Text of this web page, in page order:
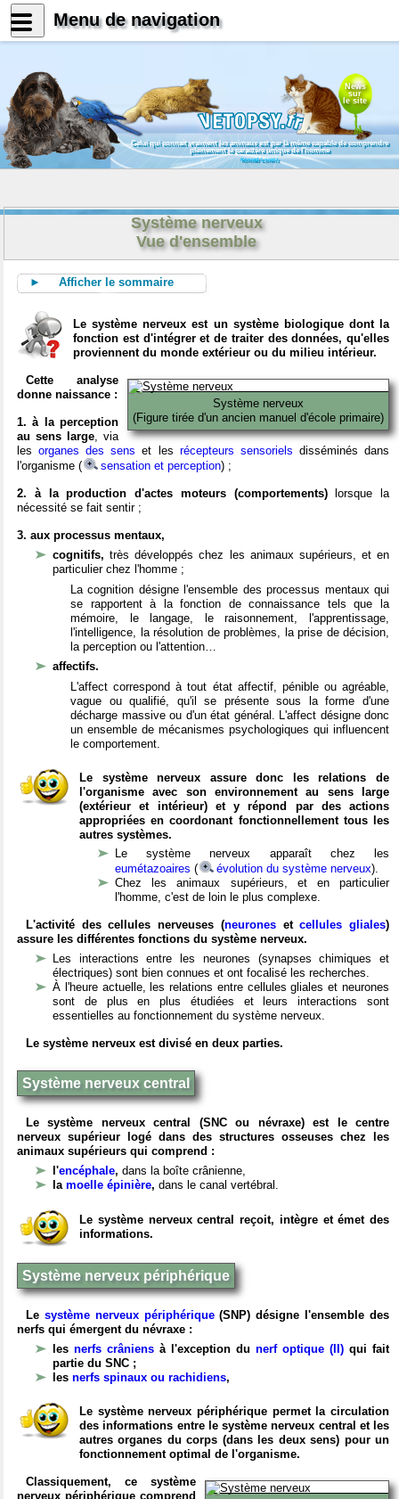
News
sur
le site
Celui qui connait vraiment les animaux est par là même capable de comprendre
pleinement le caractère unique de l'homme
Konrad Lorenz
Système nerveux
Vue d'ensemble
► Afficher le sommaire
Le système nerveux est un système biologique dont la
fonction est d'intégrer et de traiter des données, qu'elles
proviennent du monde extérieur ou du milieu intérieur.
Système nerveux
(Figure tirée d'un ancien manuel d'école primaire)
Cette analyse
donne naissance :
1. à la perception
au sens large, via
lesorganes des sens et les récepteurs sensoriels disséminés dans
l'organisme (
sensation et perception) ;
2. à la production d'actes moteurs (comportements)lorsque la
nécessité se fait sentir ;
3. aux processus mentaux,
cognitifs,très développés chez les animaux supérieurs, et en
particulier chez l'homme ;
La cognition désigne l'ensemble des processus mentaux qui
se rapportent à la fonction de connaissance tels que la
mémoire, le langage, le raisonnement, l'apprentissage,
l'intelligence, la résolution de problèmes, la prise de décision,
la perception ou l'attention…
affectifs.
L'affect correspond à tout état affectif, pénible ou agréable,
vague ou qualifié, qu'il se présente sous la forme d'une
décharge massive ou d'un état général. L'affect désigne donc
un ensemble de mécanismes psychologiques qui influencent
le comportement.
Le système nerveux assure donc les relations de
l'organisme avec son environnement au sens large
(extérieur et intérieur) et y répond par des actions
appropriées en coordonant fonctionnellement tous les
autres systèmes.
Le système nerveux apparaît chez les
eumétazoaires ( évolution du système nerveux).
Chez les animaux supérieurs, et en particulier
l'homme, c'est de loin le plus complexe.
L'activité des cellules nerveuses (neuronesetcellules gliales)
assure les différentes fonctions du système nerveux.
Les interactions entre les neurones (synapses chimiques et
électriques) sont bien connues et ont focalisé les recherches.
À l'heure actuelle, les relations entre cellules gliales et neurones
sont de plus en plus étudiées et leurs interactions sont
essentielles au fonctionnement du système nerveux.
Le système nerveux est divisé en deux parties.
Système nerveux central
Le système nerveux central (SNC ou névraxe) est le centre
nerveux supérieur logé dans des structures osseuses chez les
animaux supérieurs qui comprend :
l'encéphale, dans la boîte crânienne,
la moelle épinière, dans le canal vertébral.
Le système nerveux central reçoit, intègre et émet des
informations.
Système nerveux périphérique
Le système nerveux périphérique(SNP) désigne l'ensemble des
nerfs qui émergent du névraxe :
les nerfs crâniens à l'exception du nerf optique (II) qui fait
partie du SNC ;
les nerfs spinaux ou rachidiens,
Le système nerveux périphérique permet la circulation
des informations entre le système nerveux central et les
autres organes du corps (dans les deux sens) pour un
fonctionnement optimal de l'organisme.
Classiquement, ce système
nerveux périphérique comprend
Menu de navigation